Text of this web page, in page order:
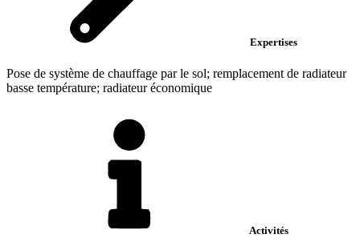
Expertises
Pose de système de chauffage par le sol; remplacement de radiateur
basse température; radiateur économique
Activités